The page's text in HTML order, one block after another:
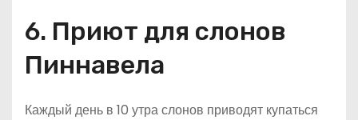
6. Приют для слонов
Пиннавела
Каждый день в 10 утра слонов приводят купаться